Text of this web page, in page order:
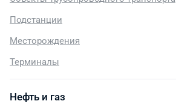
Подстанции
Месторождения
Терминалы
Нефть и газ